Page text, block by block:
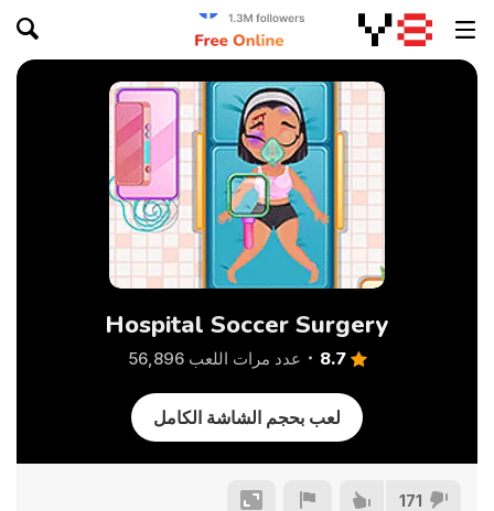
Hospital Soccer Surgery
8.7 عدد مرات اللعب 56,896
لعب بحجم الشاشة الكامل
171